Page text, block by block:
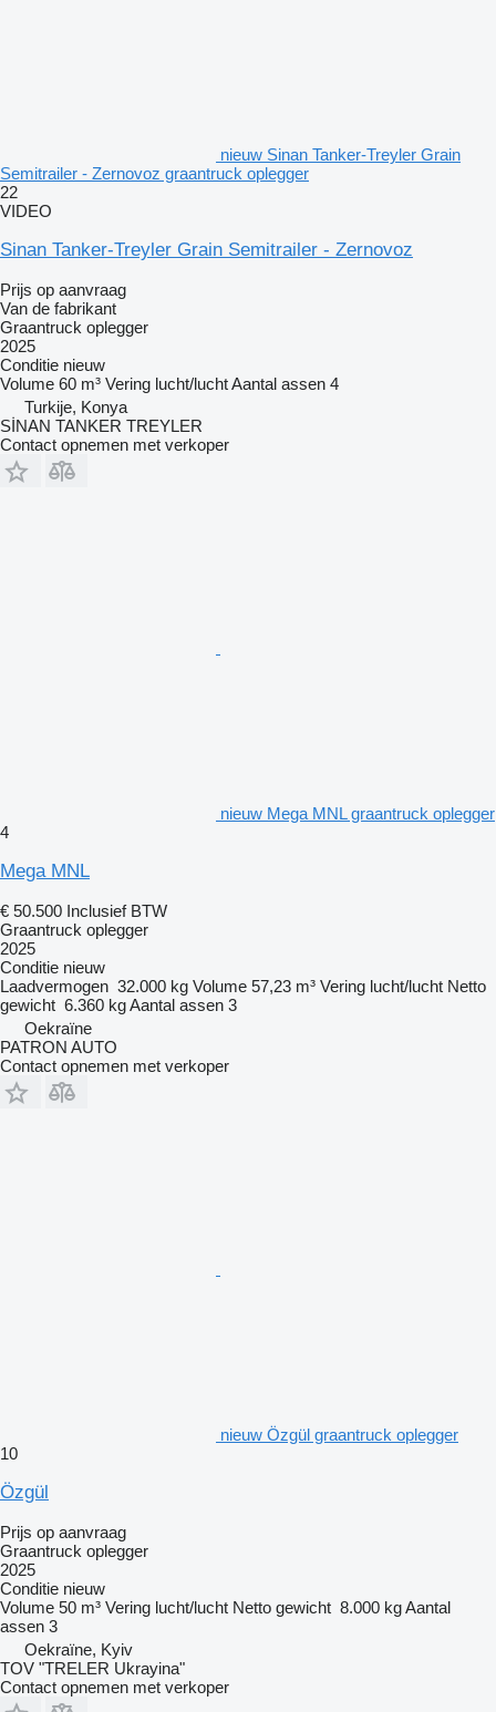
nieuw Sinan Tanker-Treyler Grain
Semitrailer - Zernovoz graantruck oplegger
22
VIDEO
Sinan Tanker-Treyler Grain Semitrailer - Zernovoz
Prijs op aanvraag
Van de fabrikant
Graantruck oplegger
2025
Conditie nieuw
Volume 60 m³ Vering lucht/luchtAantal assen 4
Turkije, Konya
SİNAN TANKER TREYLER
Contact opnemen met verkoper
nieuw Mega MNL graantruck oplegger
4
Mega MNL
€ 50.500 Inclusief BTW
Graantruck oplegger
2025
Conditie nieuw
Laadvermogen 32.000 kg Volume 57,23 m³ Vering lucht/lucht Netto
gewicht 6.360 kgAantal assen 3
Oekraïne
PATRON AUTO
Contact opnemen met verkoper
nieuw Özgül graantruck oplegger
10
Özgül
Prijs op aanvraag
Graantruck oplegger
2025
Conditie nieuw
Volume 50 m³ Vering lucht/lucht Netto gewicht 8.000 kgAantal
assen 3
Oekraïne, Kyiv
TOV "TRELER Ukrayina"
Contact opnemen met verkoper